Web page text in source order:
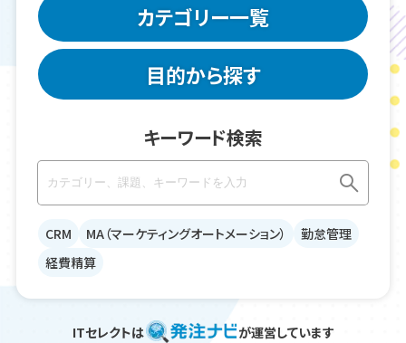
カテゴリー一覧
目的から探す
キーワード検索
CRM MA（マーケティングオートメーション）
勤怠管理
経費精算
ITセレクトは が運営しています